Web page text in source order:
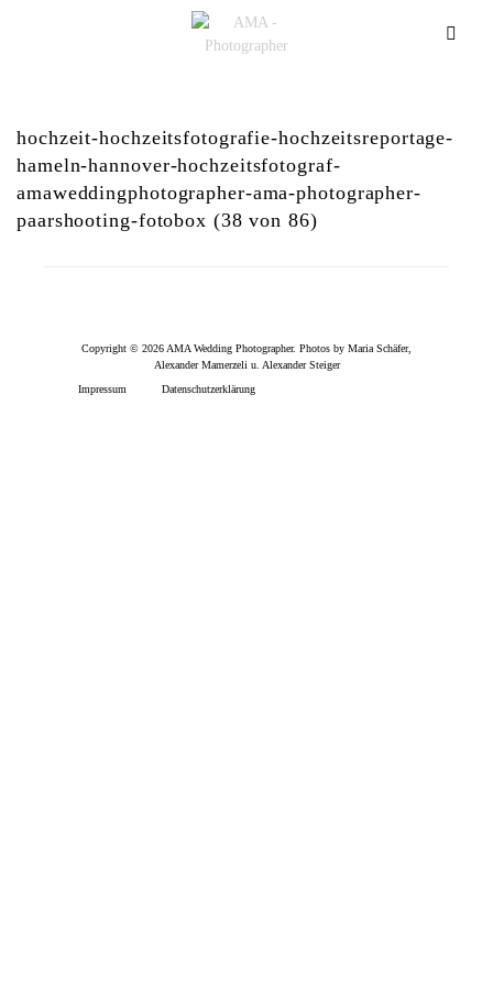
hochzeit-hochzeitsfotografie-hochzeitsreportage-
hameln-hannover-hochzeitsfotograf-
amaweddingphotographer-ama-photographer-
paarshooting-fotobox (38 von 86)
Copyright © 2026 AMA Wedding Photographer. Photos by Maria Schäfer,
Alexander Mamerzeli u. Alexander Steiger
Impressum
Datenschutzerklärung